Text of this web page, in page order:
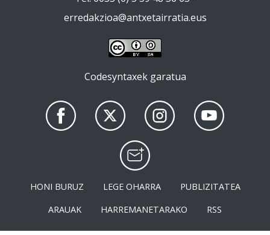
erredakzioa@antxetairratia.eus
Codesyntaxek garatua
HONI BURUZ LEGE OHARRA
PUBLIZITATEA
ARAUAK
HARREMANETARAKO RSS